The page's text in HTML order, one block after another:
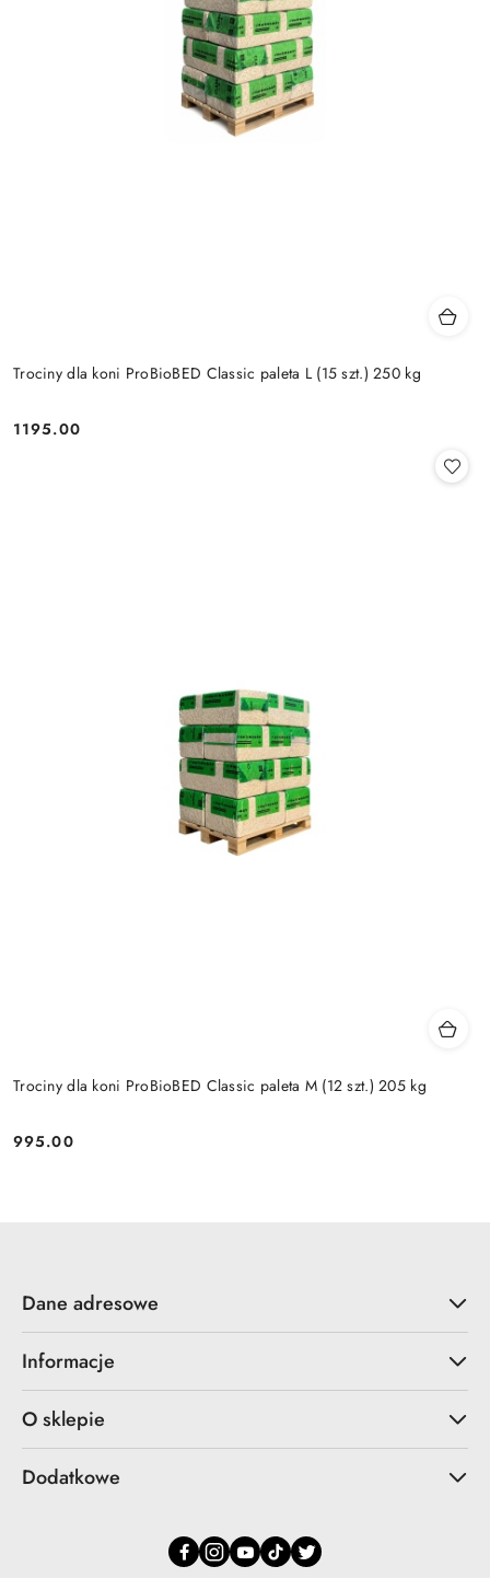
Trociny dla koni ProBioBED Classic paleta L (15 szt.) 250 kg
Cena:
1195.00
Trociny dla koni ProBioBED Classic paleta M (12 szt.) 205 kg
Cena:
995.00
Dane adresowe
Informacje
O sklepie
Dodatkowe